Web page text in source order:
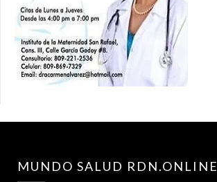
MUNDO SALUD RDN.ONLINE